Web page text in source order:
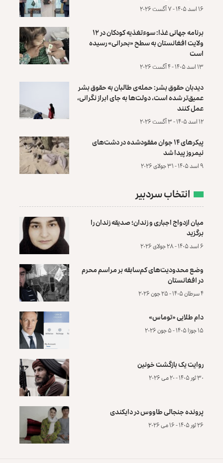
۱۶ اسد ۱۴۰۵ - ۷ آگست ۲۰۲۶
برنامه جهانی غذا: سوءتغذیه کودکان در ۱۲
ولایت افغانستان به سطح «بحرانی» رسیده
است
۱۳ اسد ۱۴۰۵ - ۴ آگست ۲۰۲۶
دیدبان حقوق بشر: حمله‌ی طالبان به حقوق بشر
عمیق‌تر شده است، دولت‌ها به جای ابراز نگرانی،
عمل کنند
۱۲ اسد ۱۴۰۵ - ۳ آگست ۲۰۲۶
پیکرهای ۱۴ جوان مفقودشده در دشت‌های
نیمروز پیدا شد
۹ اسد ۱۴۰۵ - ۳۱ جولای ۲۰۲۶
انتخاب سردبیر
میان ازدواج اجباری و زندان؛ صدیقه زندان را
برگزید
۶ اسد ۱۴۰۵ - ۲۸ جولای ۲۰۲۶
وضع محدودیت‌های کم‌سابقه بر مراسم محرم
در افغانستان
۴ سرطان ۱۴۰۵ - ۲۵ جون ۲۰۲۶
دام طلایی «توماس»
۱۵ جوزا ۱۴۰۵ - ۵ جون ۲۰۲۶
روایت یک بازگشت خونین
۳۰ ثور ۱۴۰۵ - ۲۰ می ۲۰۲۶
پرونده‌ جنجالی طاووس در دایکندی
۲۶ ثور ۱۴۰۵ - ۱۶ می ۲۰۲۶